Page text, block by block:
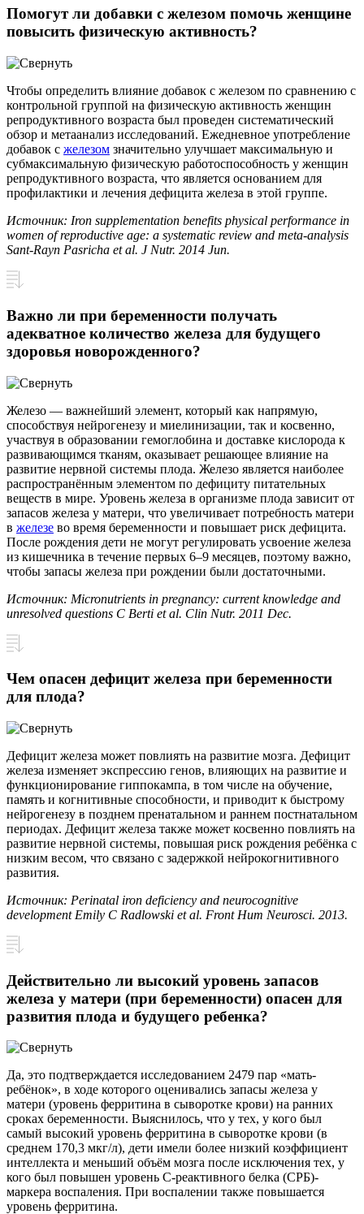
Помогут ли добавки с железом помочь женщине
повысить физическую активность?
Чтобы определить влияние добавок с железом по сравнению с
контрольной группой на физическую активность женщин
репродуктивного возраста был проведен систематический
обзор и метаанализ исследований. Ежедневное употребление
добавок с железом значительно улучшает максимальную и
субмаксимальную физическую работоспособность у женщин
репродуктивного возраста, что является основанием для
профилактики и лечения дефицита железа в этой группе.
Источник: Iron supplementation benefits physical performance in
women of reproductive age: a systematic review and meta-analysis
Sant-Rayn Pasricha et al. J Nutr. 2014 Jun.
Важно ли при беременности получать
адекватное количество железа для будущего
здоровья новорожденного?
Железо — важнейший элемент, который как напрямую,
способствуя нейрогенезу и миелинизации, так и косвенно,
участвуя в образовании гемоглобина и доставке кислорода к
развивающимся тканям, оказывает решающее влияние на
развитие нервной системы плода. Железо является наиболее
распространённым элементом по дефициту питательных
веществ в мире. Уровень железа в организме плода зависит от
запасов железа у матери, что увеличивает потребность матери
в железе во время беременности и повышает риск дефицита.
После рождения дети не могут регулировать усвоение железа
из кишечника в течение первых 6–9 месяцев, поэтому важно,
чтобы запасы железа при рождении были достаточными.
Источник: Micronutrients in pregnancy: current knowledge and
unresolved questions C Berti et al. Clin Nutr. 2011 Dec.
Чем опасен дефицит железа при беременности
для плода?
Дефицит железа может повлиять на развитие мозга. Дефицит
железа изменяет экспрессию генов, влияющих на развитие и
функционирование гиппокампа, в том числе на обучение,
память и когнитивные способности, и приводит к быстрому
нейрогенезу в позднем пренатальном и раннем постнатальном
периодах. Дефицит железа также может косвенно повлиять на
развитие нервной системы, повышая риск рождения ребёнка с
низким весом, что связано с задержкой нейрокогнитивного
развития.
Источник: Perinatal iron deficiency and neurocognitive
development Emily C Radlowski et al. Front Hum Neurosci. 2013.
Действительно ли высокий уровень запасов
железа у матери (при беременности) опасен для
развития плода и будущего ребенка?
Да, это подтверждается исследованием 2479 пар «мать-
ребёнок», в ходе которого оценивались запасы железа у
матери (уровень ферритина в сыворотке крови) на ранних
сроках беременности. Выяснилось, что у тех, у кого был
самый высокий уровень ферритина в сыворотке крови (в
среднем 170,3 мкг/л), дети имели более низкий коэффициент
интеллекта и меньший объём мозга после исключения тех, у
кого был повышен уровень С-реактивного белка (СРБ)-
маркера воспаления. При воспалении также повышается
уровень ферритина.